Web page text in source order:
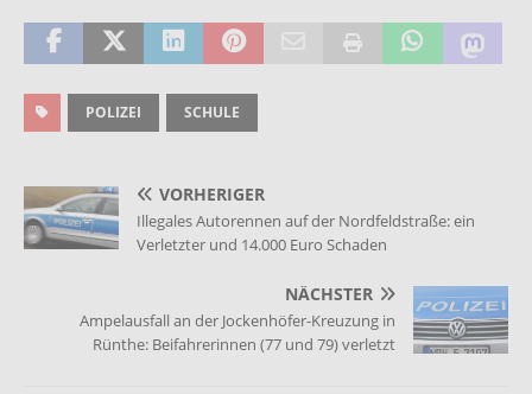
POLIZEI SCHULE
VORHERIGER
Illegales Autorennen auf der Nordfeldstraße: ein
Verletzter und 14.000 Euro Schaden
NÄCHSTER
Ampelausfall an der Jockenhöfer-Kreuzung in
Rünthe: Beifahrerinnen (77 und 79) verletzt